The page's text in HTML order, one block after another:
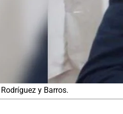
y Barros.